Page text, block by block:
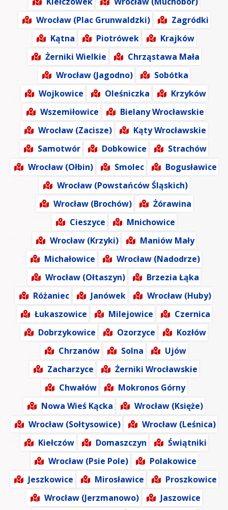
Wrocław (Plac Grunwaldzki)
Zagródki
Kątna
Piotrówek
Krajków
Żerniki Wielkie
Chrząstawa Mała
Wrocław (Jagodno)
Sobótka
Wojkowice
Oleśniczka
Krzyków
Wszemiłowice
Bielany Wrocławskie
Wrocław (Zacisze)
Kąty Wrocławskie
Samotwór
Dobkowice
Strachów
Wrocław (Ołbin)
Smolec
Bogusławice
Wrocław (Powstańców Śląskich)
Wrocław (Brochów)
Żórawina
Cieszyce
Mnichowice
Wrocław (Krzyki)
Maniów Mały
Michałowice
Wrocław (Nadodrze)
Wrocław (Ołtaszyn)
Brzezia Łąka
Różaniec
Janówek
Wrocław (Huby)
Łukaszowice
Milejowice
Czernica
Dobrzykowice
Ozorzyce
Kozłów
Chrzanów
Solna
Ujów
Zacharzyce
Żerniki Wrocławskie
Chwałów
Mokronos Górny
Nowa Wieś Kącka
Wrocław (Księże)
Wrocław (Sołtysowice)
Wrocław (Leśnica)
Kiełczów
Domaszczyn
Świątniki
Wrocław (Psie Pole)
Polakowice
Jeszkowice
Mirosławice
Proszkowice
Wrocław (Jerzmanowo)
Jaszowice